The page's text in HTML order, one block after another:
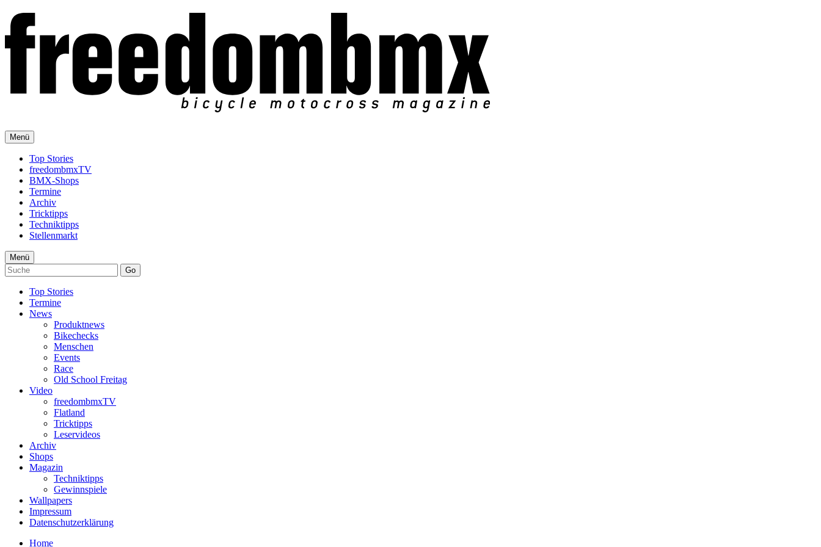
Menü
Top Stories
freedombmxTV
BMX-Shops
Termine
Archiv
Tricktipps
Techniktipps
Stellenmarkt
Menü
Go
Top Stories
Termine
News
Produktnews
Bikechecks
Menschen
Events
Race
Old School Freitag
Video
freedombmxTV
Flatland
Tricktipps
Leservideos
Archiv
Shops
Magazin
Techniktipps
Gewinnspiele
Wallpapers
Impressum
Datenschutzerklärung
Home